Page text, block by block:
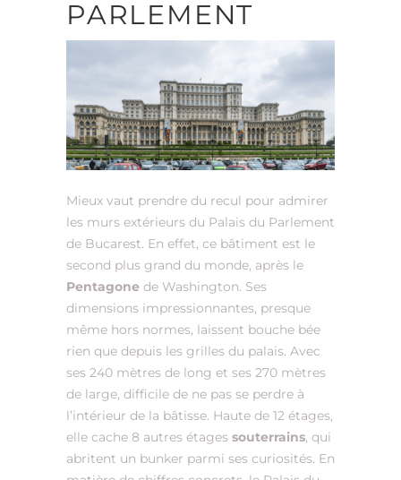
PARLEMENT
Mieux vaut prendre du recul pour admirer
les murs extérieurs du Palais du Parlement
de Bucarest. En effet, ce bâtiment est le
second plus grand du monde, après le
Pentagone de Washington. Ses
dimensions impressionnantes, presque
même hors normes, laissent bouche bée
rien que depuis les grilles du palais. Avec
ses 240 mètres de long et ses 270 mètres
de large, difficile de ne pas se perdre à
l’intérieur de la bâtisse. Haute de 12 étages,
elle cache 8 autres étages souterrains, qui
abritent un bunker parmi ses curiosités. En